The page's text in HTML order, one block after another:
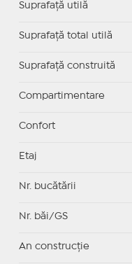
Suprafaţă utilă
Suprafaţă total utilă
Suprafaţă construită
Compartimentare
Confort
Etaj
Nr. bucătării
Nr. băi/GS
An construcție